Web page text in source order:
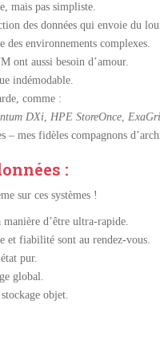
mais pas simpliste.
des données qui envoie du
des environnements complexes.
ont aussi besoin d’amour.
indémodable.
comme :
DXi, HPE StoreOnce,
– mes fidèles compagnons
:
sur ces systèmes !
manière d’être ultra-rapide.
et fiabilité sont au rendez-vous.
pur.
global.
objet.